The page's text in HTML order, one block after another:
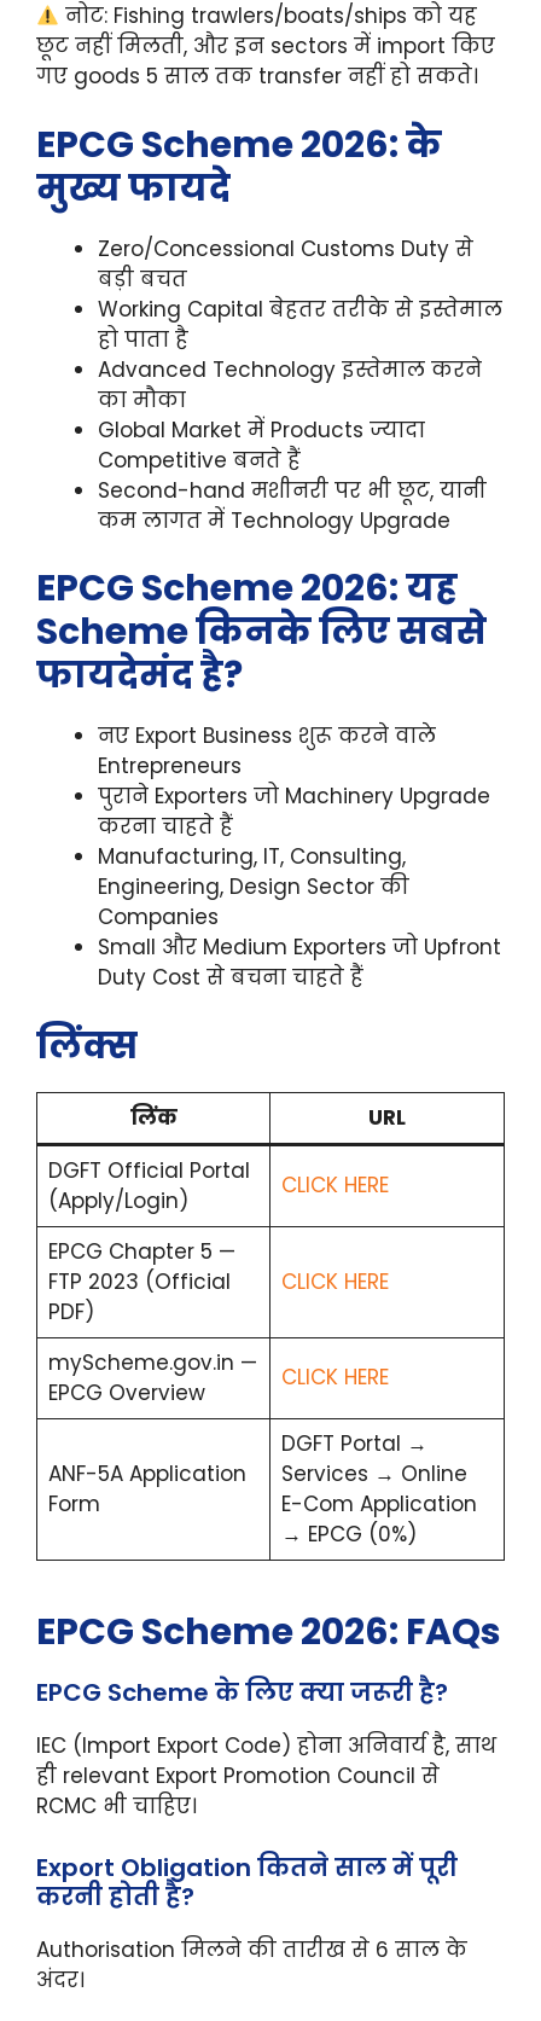
नोट: Fishing trawlers/boats/ships को यह
छूट नहीं मिलती, और इन sectors में import किए
गए goods 5 साल तक transfer नहीं हो सकते।
EPCG Scheme 2026: के
मुख्य फायदे
Zero/Concessional Customs Duty से
बड़ी बचत
Working Capital बेहतर तरीके से इस्तेमाल
हो पाता है
Advanced Technology इस्तेमाल करने
का मौका
Global Market में Products ज्यादा
Competitive बनते हैं
Second-hand मशीनरी पर भी छूट, यानी
कम लागत में Technology Upgrade
EPCG Scheme 2026: यह
Scheme किनके लिए सबसे
फायदेमंद है?
नए Export Business शुरू करने वाले
Entrepreneurs
पुराने Exporters जो Machinery Upgrade
करना चाहते हैं
Manufacturing, IT, Consulting,
Engineering, Design Sector की
Companies
Small और Medium Exporters जो Upfront
Duty Cost से बचना चाहते हैं
लिंक्स
लिंक
URL
DGFT Official Portal
(Apply/Login)
CLICK HERE
EPCG Chapter 5 —
FTP 2023 (Official
PDF)
CLICK HERE
myScheme.gov.in —
EPCG Overview
CLICK HERE
ANF-5A Application
Form
DGFT Portal →
Services → Online
E-Com Application
→ EPCG (0%)
EPCG Scheme 2026: FAQs
EPCG Scheme के लिए क्या जरूरी है?
IEC (Import Export Code) होना अनिवार्य है, साथ
ही relevant Export Promotion Council से
RCMC भी चाहिए।
Export Obligation कितने साल में पूरी
करनी होती है?
Authorisation मिलने की तारीख से 6 साल के
अंदर।